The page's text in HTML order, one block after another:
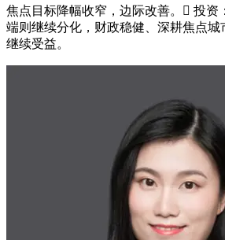
焦点目标降幅收窄，边际改善。 投资
端则继续分化，财政稳健、深耕焦点
继续受益。